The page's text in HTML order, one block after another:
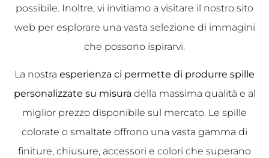
possibile. Inoltre, vi invitiamo a visitare il nostro sito
web per esplorare una vasta selezione di immagini
che possono ispirarvi.
La nostra esperienza ci permette di produrre spille
personalizzate su misura della massima qualità e al
miglior prezzo disponibile sul mercato. Le spille
colorate o smaltate offrono una vasta gamma di
finiture, chiusure, accessori e colori che superano